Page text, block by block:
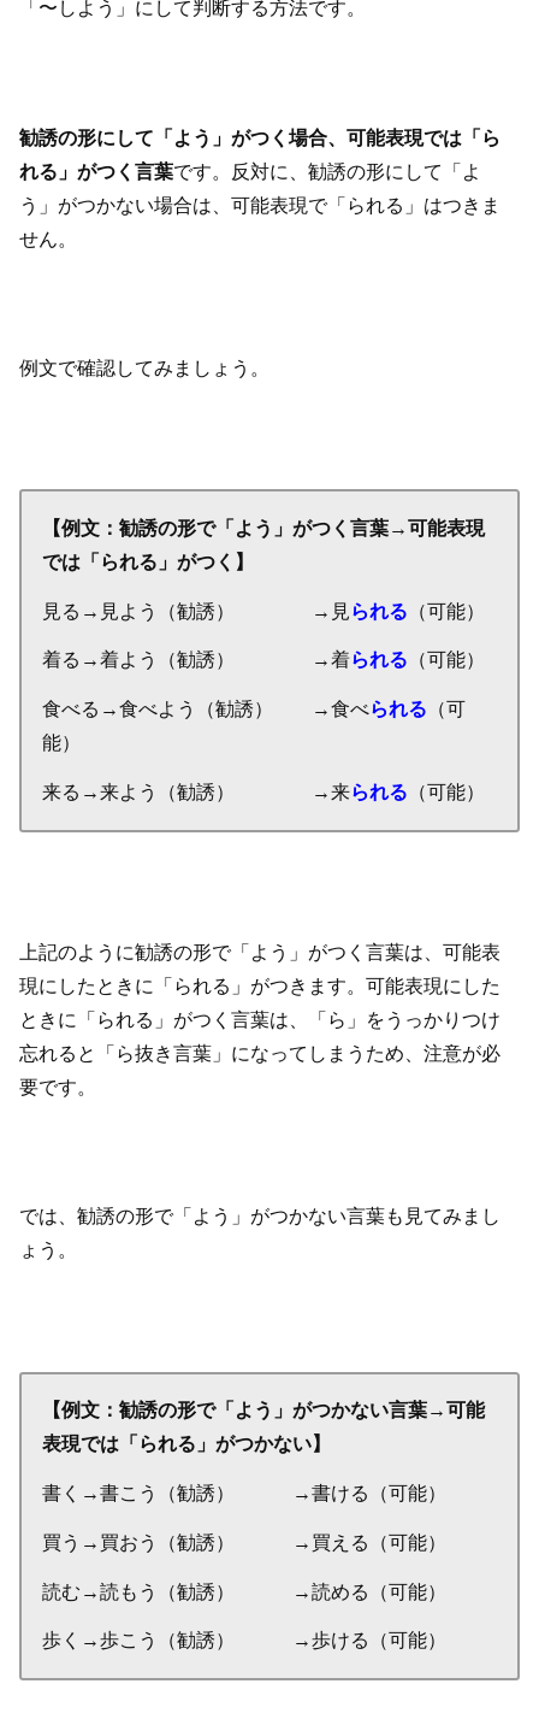
「〜しよう」にして判断する方法です。
勧誘の形にして「よう」がつく場合、可能表現では「ら
れる」がつく言葉です。反対に、勧誘の形にして「よ
う」がつかない場合は、可能表現で「られる」はつきま
せん。
例文で確認してみましょう。
【例文：勧誘の形で「よう」がつく言葉→可能表現
では「られる」がつく】
見る→見よう（勧誘） →見られる （可能）
着る→着よう（勧誘） →着られる （可能）
食べる→食べよう（勧誘） →食べられる （可
能）
来る→来よう（勧誘） →来られる （可能）
上記のように勧誘の形で「よう」がつく言葉は、可能表
現にしたときに「られる」がつきます。可能表現にした
ときに「られる」がつく言葉は、「ら」をうっかりつけ
忘れると「ら抜き言葉」になってしまうため、注意が必
要です。
では、勧誘の形で「よう」がつかない言葉も見てみまし
ょう。
【例文：勧誘の形で「よう」がつかない言葉→可能
表現では「られる」がつかない】
書く→書こう（勧誘） →書ける（可能）
買う→買おう（勧誘） →買える（可能）
読む→読もう（勧誘） →読める（可能）
歩く→歩こう（勧誘） →歩ける（可能）